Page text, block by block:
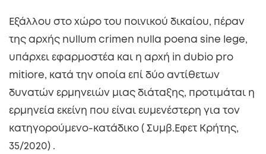
Εξάλλου στο χώρο του ποινικού δικαίου, πέραν
της αρχής nullum crimen nulla poena sine lege,
υπάρχει εφαρμοστέα και η αρχή in dubio pro
mitiore, κατά την οποία επί δύο αντίθετων
δυνατών ερμηνειών μιας διάταξης, προτιμάται η
ερμηνεία εκείνη που είναι ευμενέστερη για τον
κατηγορούμενο-κατάδικο ( Συμβ.Εφετ Κρήτης,
35/2020) .